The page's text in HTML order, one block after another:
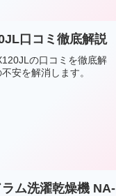
口コミ徹底解説
の口コミを徹底解
安を解消します。
ム洗濯乾燥機 NA-